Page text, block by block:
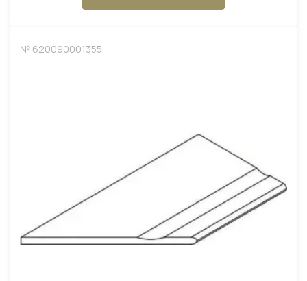
№ 620090001355